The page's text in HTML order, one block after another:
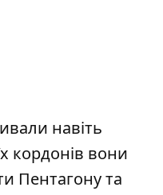
навіть
кордонів вони
Пентагону та